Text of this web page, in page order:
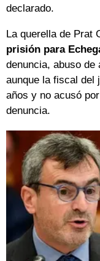
declarado.
La querella de Prat
prisión para
denuncia, abuso
aunque la fiscal del
años y no acusó
denuncia.